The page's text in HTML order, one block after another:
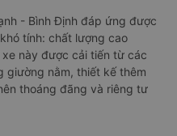
- Bình Định đáp ứng được
tính: chất lượng cao
này được cải tiến từ các
giường nằm, thiết kế thêm
thoáng đãng và riêng tư